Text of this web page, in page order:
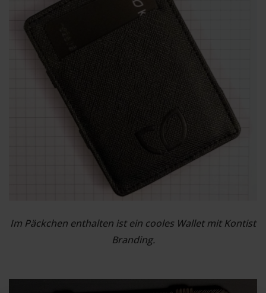
Im Päckchen enthalten ist ein cooles Wallet mit Kontist
Branding.